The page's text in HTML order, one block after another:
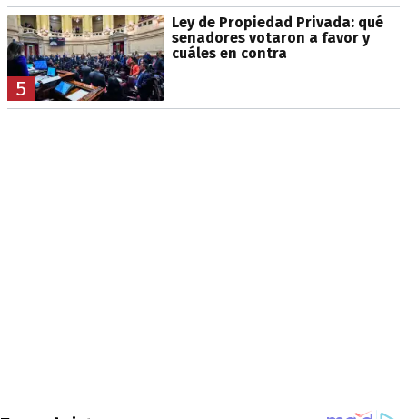
5
Ley de Propiedad Privada: qué
senadores votaron a favor y
cuáles en contra